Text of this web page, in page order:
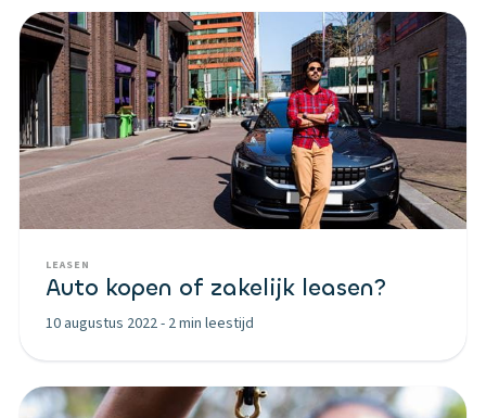
LEASEN
Auto kopen of zakelijk leasen?
10 augustus 2022- 2 min leestijd